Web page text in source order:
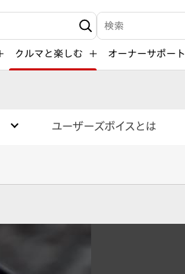
検索キーワード入力
クルマと楽しむ オーナーサポート
ユーザーズボイスとは